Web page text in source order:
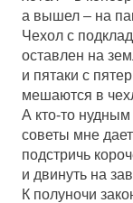
а вышел – на
Чехол с
оставлен на
и пятаки с
мешаются в
А кто-то нудным
советы мне дает
подстричь
и двинуть на
К полуночи